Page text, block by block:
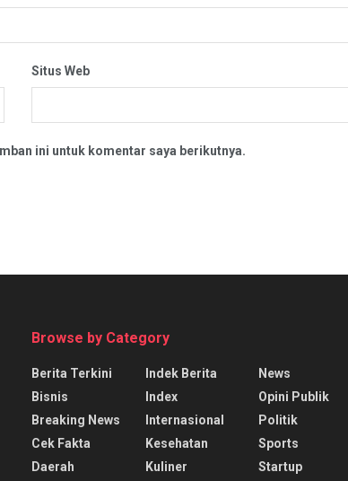
Situs Web
ini untuk komentar saya berikutnya.
Browse by Category
Berita Terkini
Bisnis
Breaking News
Cek Fakta
Daerah
Indek Berita
Index
Internasional
Kesehatan
Kuliner
News
Opini Publik
Politik
Sports
Startup